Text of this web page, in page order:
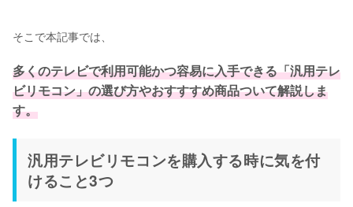
そこで本記事では、
多くのテレビで利用可能かつ容易に入手できる「汎用テレ
ビリモコン」の選び方やおすすすめ商品ついて解説しま
す。
汎用テレビリモコンを購入する時に気を付
けること3つ